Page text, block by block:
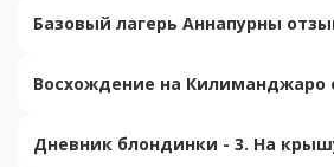
Базовый лагерь Аннапурны
Восхождение на Килиманджаро
Дневник блондинки - 3. На